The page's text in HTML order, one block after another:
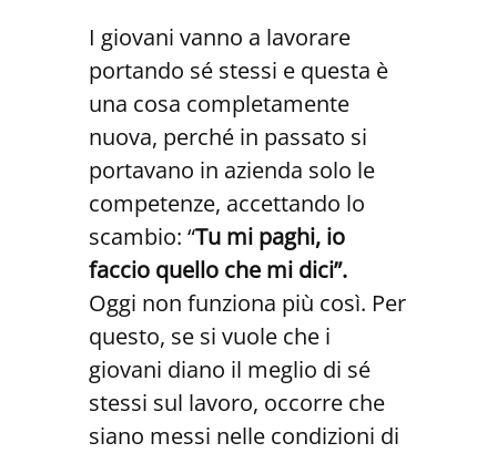
I giovani vanno a lavorare
portando sé stessi e questa è
una cosa completamente
nuova, perché in passato si
portavano in azienda solo le
competenze, accettando lo
scambio: “Tu mi paghi, io
faccio quello che mi dici”.
Oggi non funziona più così. Per
questo, se si vuole che i
giovani diano il meglio di sé
stessi sul lavoro, occorre che
siano messi nelle condizioni di